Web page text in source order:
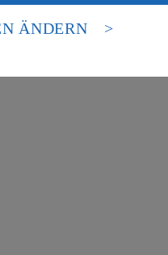
Datenschutzniveau an. Es
ÄNDERN